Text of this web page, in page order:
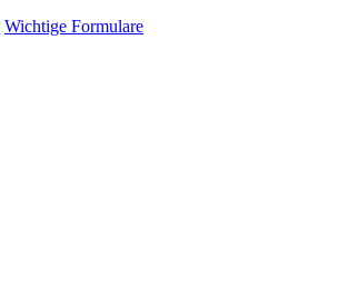
Wichtige Formulare